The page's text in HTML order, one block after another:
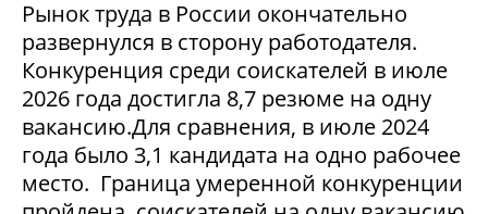
Рынок труда в России окончательно
развернулся в сторону работодателя.
Конкуренция среди соискателей в июле
2026 года достигла 8,7 резюме на одну
вакансию.Для сравнения, в июле 2024
года было 3,1 кандидата на одно рабочее
место. Граница умеренной конкуренции